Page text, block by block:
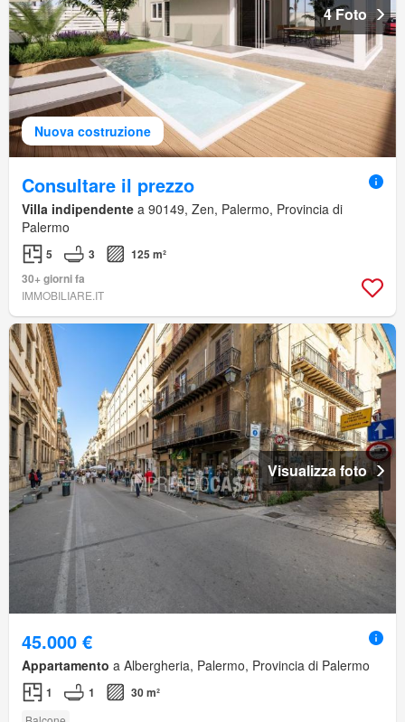
Nuova costruzione
4 Foto
Consultare il prezzo
Villa indipendente a 90149, Zen, Palermo, Provincia di
Palermo
5 3
125 m²
30+ giorni fa
IMMOBILIARE.IT
Visualizza foto
45.000 €
Appartamento a Albergheria, Palermo, Provincia di Palermo
1 1 30 m²